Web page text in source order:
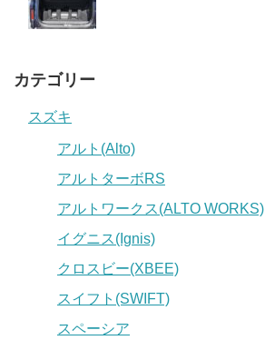
カテゴリー
スズキ
アルト(Alto)
アルトターボRS
アルトワークス(ALTO WORKS)
イグニス(Ignis)
クロスビー(XBEE)
スイフト(SWIFT)
スペーシア